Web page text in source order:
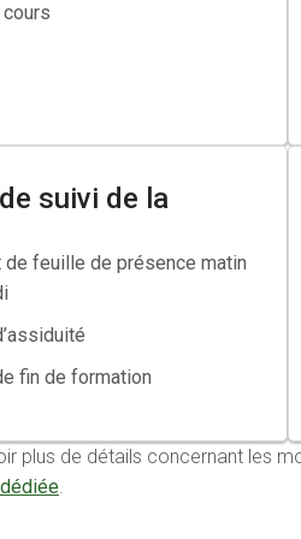
demande de cofinancement
suivi de la
de feuille de présence matin
fin de formation
plus de détails concernant les
.